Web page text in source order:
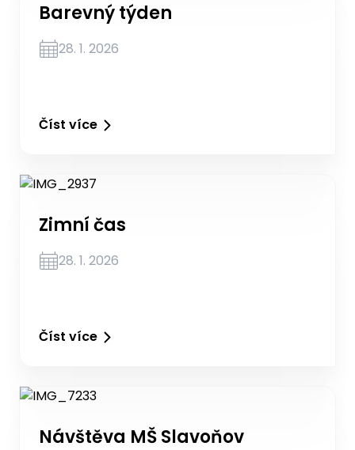
Barevný týden
28. 1. 2026
Číst více
Zimní čas
28. 1. 2026
Číst více
Návštěva MŠ Slavoňov